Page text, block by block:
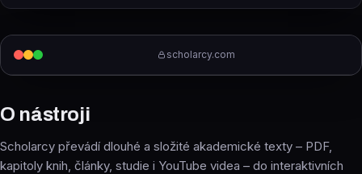
scholarcy.com
O nástroji
Scholarcy převádí dlouhé a složité akademické texty – PDF,
kapitoly knih, články, studie i YouTube videa – do interaktivních